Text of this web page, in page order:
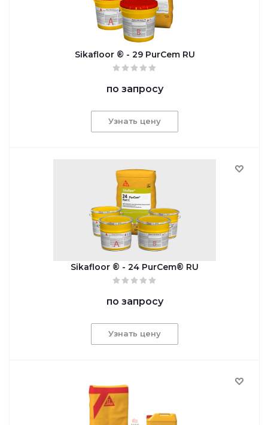
Sikafloor ® - 29 PurCem RU
по запросу
Узнать цену
Sikafloor ® - 24 PurCem® RU
по запросу
Узнать цену